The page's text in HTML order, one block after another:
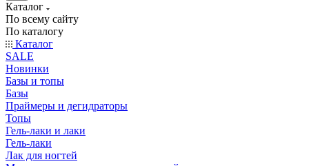
Каталог
По всему сайту
По каталогу
Каталог
SALE
Новинки
Базы и топы
Базы
Праймеры и дегидраторы
Топы
Гель-лаки и лаки
Гель-лаки
Лак для ногтей